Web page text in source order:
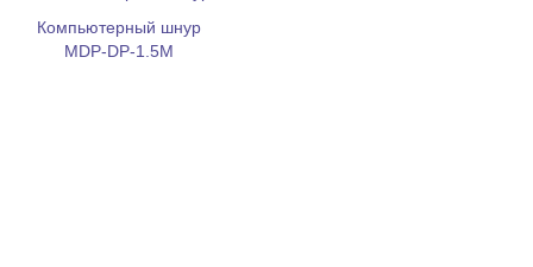
Компьютерный шнур
MDP-DP-1.5M